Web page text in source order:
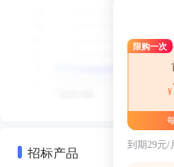
招标产品
限购一次
¥
到期29元/